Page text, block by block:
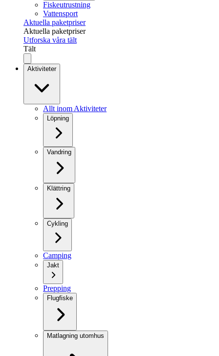
Fiskeutrustning
Vattensport
Aktuella paketpriser
Aktuella paketpriser
Utforska våra tält
Tält
Aktiviteter
Allt inom Aktiviteter
Löpning
Vandring
Klättring
Cykling
Camping
Jakt
Prepping
Flugfiske
Matlagning utomhus